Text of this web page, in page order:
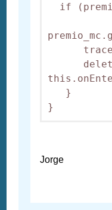
if
}
}
Jorge